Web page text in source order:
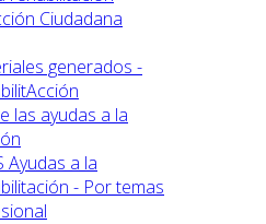
Ciudadana
generados -
las ayudas a la
Ayudas a la
- Por temas